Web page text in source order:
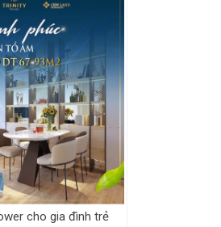
cho gia đình trẻ